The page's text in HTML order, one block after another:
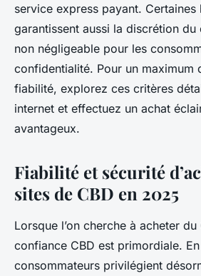
service express payant.
garantissent aussi la discrétion
non négligeable pour les
confidentialité. Pour un maximum
fiabilité, explorez ces critères
internet et effectuez un achat
avantageux.
Fiabilité et sécurité
sites de CBD en 2025
Lorsque l’on cherche à acheter
confiance CBD est primordiale.
consommateurs privilégient